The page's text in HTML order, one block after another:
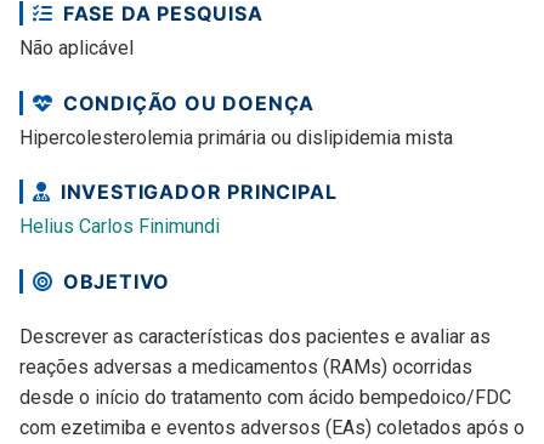
FASE DA PESQUISA
Não aplicável
CONDIÇÃO OU DOENÇA
Hipercolesterolemia primária ou dislipidemia mista
INVESTIGADOR PRINCIPAL
Helius Carlos Finimundi
OBJETIVO
Descrever as características dos pacientes e avaliar as
reações adversas a medicamentos (RAMs) ocorridas
desde o início do tratamento com ácido bempedoico/FDC
com ezetimiba e eventos adversos (EAs) coletados após o